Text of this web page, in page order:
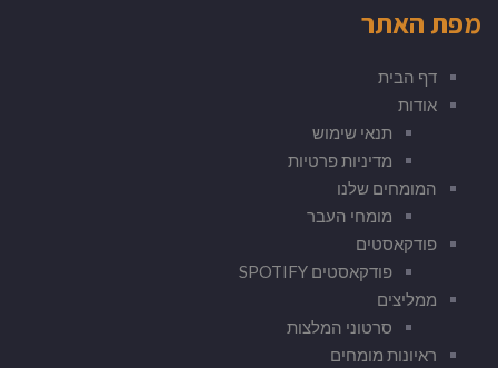
מפת האתר
דף הבית
אודות
תנאי שימוש
מדיניות פרטיות
המומחים שלנו
מומחי העבר
פודקאסטים
פודקאסטים SPOTIFY
ממליצים
סרטוני המלצות
ראיונות מומחים